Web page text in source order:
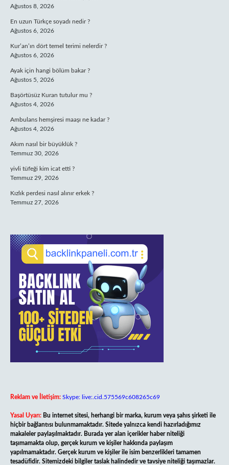
Ağustos 8, 2026
En uzun Türkçe soyadı nedir ?
Ağustos 6, 2026
Kur’an’ın dört temel terimi nelerdir ?
Ağustos 6, 2026
Ayak için hangi bölüm bakar ?
Ağustos 5, 2026
Başörtüsüz Kuran tutulur mu ?
Ağustos 4, 2026
Ambulans hemşiresi maaşı ne kadar ?
Ağustos 4, 2026
Akım nasıl bir büyüklük ?
Temmuz 30, 2026
yivli tüfeği kim icat etti ?
Temmuz 29, 2026
Kızlık perdesi nasıl alınır erkek ?
Temmuz 27, 2026
Reklam ve İletişim: Skype: live:.cid.575569c608265c69
Yasal Uyarı: Bu internet sitesi, herhangi bir marka, kurum veya şahıs şirketi ile
hiçbir bağlantısı bulunmamaktadır. Sitede yalnızca kendi hazırladığımız
makaleler paylaşılmaktadır. Burada yer alan içerikler haber niteliği
taşımamakta olup, gerçek kurum ve kişiler hakkında paylaşım
yapılmamaktadır. Gerçek kurum ve kişiler ile isim benzerlikleri tamamen
tesadüfidir. Sitemizdeki bilgiler taslak halindedir ve tavsiye niteliği taşımazlar.